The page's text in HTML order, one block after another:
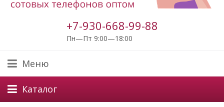
+7-930-668-99-88
Пн—Пт 9:00—18:00
Меню
Каталог